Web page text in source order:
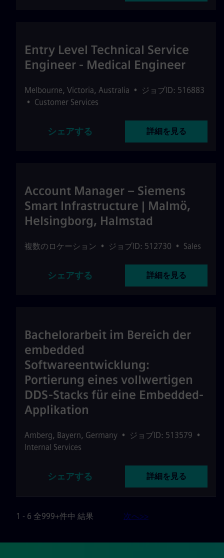
Entry Level Technical Service
Engineer - Medical Engineer
Melbourne, Victoria, Australia •
ジョブID: 516883
• Customer Services
シェアする 詳細を見る
Account Manager – Siemens
Smart Infrastructure | Malmö,
Helsingborg, Halmstad
複数のロケーション • ジョブID: 512730 • Sales
シェアする 詳細を見る
Bachelorarbeit im Bereich der
embedded
Softwareentwicklung:
Portierung eines vollwertigen
DDS-Stacks für eine Embedded-
Applikation
Amberg, Bayern, Germany • ジョブID: 513579 •
Internal Services
シェアする 詳細を見る
1 - 6 全999+件中 結果 次へ>>